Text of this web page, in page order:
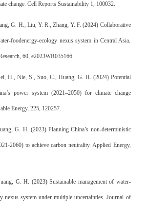
change. Cell Reports Sustainability 1, 100032.
G. H., Liu, Y. R., Zhang, Y. F. (2024) Collaborative
foodenergy-ecology nexus system in Central Asia.
60, e2023WR035166.
H., Nie, S., Suo, C., Huang, G. H. (2024) Potential
power system (2021–2050) for climate change
Energy, 225, 120257.
G. H. (2023) Planning China’s non-deterministic
2060) to achieve carbon neutrality. Applied Energy,
G. H. (2023) Sustainable management of water-
nexus system under multiple uncertainties. Journal of